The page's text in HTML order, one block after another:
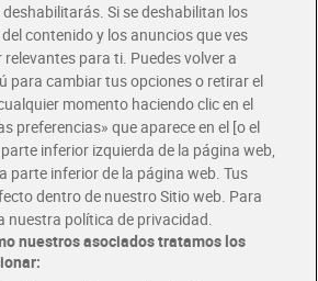
Dia
Si se deshabilitan los
contenido y los anuncios que ves
para ti. Puedes volver a
para cambiar tus opciones o retirar el
momento haciendo clic en el
preferencias» que aparece en el [o el
inferior izquierda de la página web,
parte inferior de la página web. Tus
dentro de nuestro Sitio web. Para
nuestra política de privacidad.
nuestros asociados tratamos los